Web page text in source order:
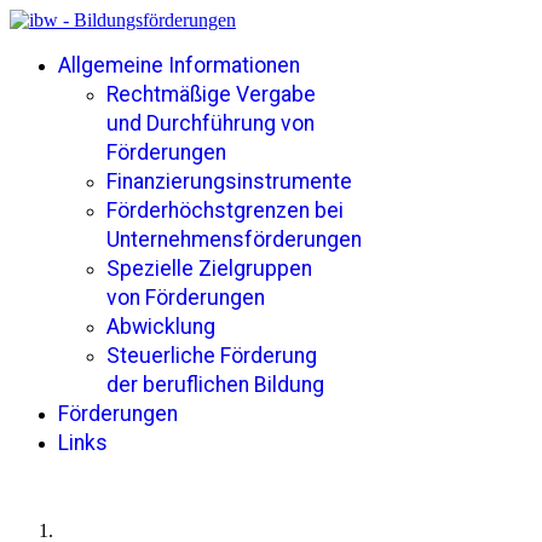
Allgemeine Informationen
Rechtmäßige Vergabe
und Durchführung von
Förderungen
Finanzierungsinstrumente
Förderhöchstgrenzen bei
Unternehmensförderungen
Spezielle Zielgruppen
von Förderungen
Abwicklung
Steuerliche Förderung
der beruflichen Bildung
Förderungen
Links